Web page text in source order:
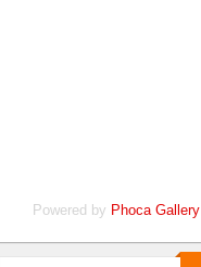
Powered by Phoca Gallery